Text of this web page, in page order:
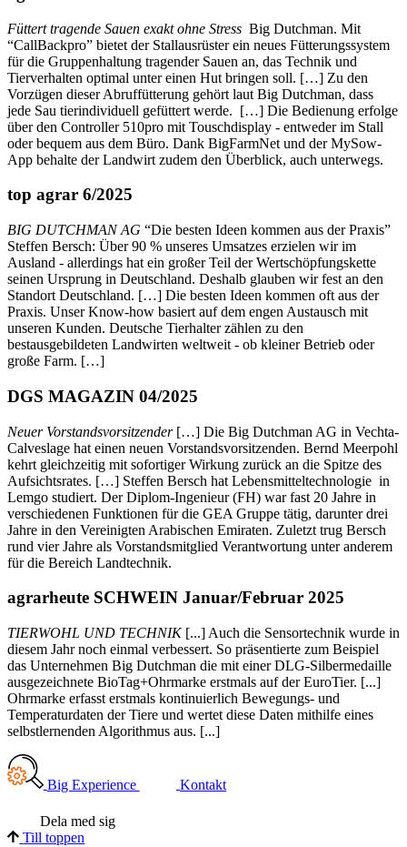
Füttert tragende Sauen exakt ohne Stress Big Dutchman. Mit
“CallBackpro” bietet der Stallausrüster ein neues Fütterungssystem
für die Gruppenhaltung tragender Sauen an, das Technik und
Tierverhalten optimal unter einen Hut bringen soll. […] Zu den
Vorzügen dieser Abruffütterung gehört laut Big Dutchman, dass
jede Sau tierindividuell gefüttert werde. […] Die Bedienung erfolge
über den Controller 510pro mit Touschdisplay - entweder im Stall
oder bequem aus dem Büro. Dank BigFarmNet und der MySow-
App behalte der Landwirt zudem den Überblick, auch unterwegs.
top agrar 6/2025
BIG DUTCHMAN AG “Die besten Ideen kommen aus der Praxis”
Steffen Bersch: Über 90 % unseres Umsatzes erzielen wir im
Ausland - allerdings hat ein großer Teil der Wertschöpfungskette
seinen Ursprung in Deutschland. Deshalb glauben wir fest an den
Standort Deutschland. […] Die besten Ideen kommen oft aus der
Praxis. Unser Know-how basiert auf dem engen Austausch mit
unseren Kunden. Deutsche Tierhalter zählen zu den
bestausgebildeten Landwirten weltweit - ob kleiner Betrieb oder
große Farm. […]
DGS MAGAZIN 04/2025
Neuer Vorstandsvorsitzender[…] Die Big Dutchman AG in Vechta-
Calveslage hat einen neuen Vorstandsvorsitzenden. Bernd Meerpohl
kehrt gleichzeitig mit sofortiger Wirkung zurück an die Spitze des
Aufsichtsrates. […] Steffen Bersch hat Lebensmitteltechnologie in
Lemgo studiert. Der Diplom-Ingenieur (FH) war fast 20 Jahre in
verschiedenen Funktionen für die GEA Gruppe tätig, darunter drei
Jahre in den Vereinigten Arabischen Emiraten. Zuletzt trug Bersch
rund vier Jahre als Vorstandsmitglied Verantwortung unter anderem
für die Bereich Landtechnik.
agrarheute SCHWEIN Januar/Februar 2025
TIERWOHL UND TECHNIK[...] Auch die Sensortechnik wurde in
diesem Jahr noch einmal verbessert. So präsentierte zum Beispiel
das Unternehmen Big Dutchman die mit einer DLG-Silbermedaille
ausgezeichnete BioTag+Ohrmarke erstmals auf der EuroTier. [...]
Ohrmarke erfasst erstmals kontinuierlich Bewegungs- und
Temperaturdaten der Tiere und wertet diese Daten mithilfe eines
selbstlernenden Algorithmus aus. [...]
Big Experience Kontakt
Dela med sig
Till toppen